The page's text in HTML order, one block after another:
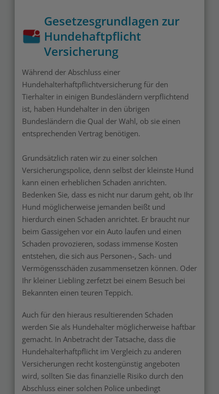
Gesetzesgrundlagen zur
Hundehaftpflicht
Versicherung
Während der Abschluss einer
Hundehalterhaftpflichtversicherung für den
Tierhalter in einigen Bundesländern verpflichtend
ist, haben Hundehalter in den übrigen
Bundesländern die Qual der Wahl, ob sie einen
entsprechenden Vertrag benötigen.
Grundsätzlich raten wir zu einer solchen
Versicherungspolice, denn selbst der kleinste Hund
kann einen erheblichen Schaden anrichten.
Bedenken Sie, dass es nicht nur darum geht, ob Ihr
Hund möglicherweise jemanden beißt und
hierdurch einen Schaden anrichtet. Er braucht nur
beim Gassigehen vor ein Auto laufen und einen
Schaden provozieren, sodass immense Kosten
entstehen, die sich aus Personen-, Sach- und
Vermögensschäden zusammensetzen können. Oder
Ihr kleiner Liebling zerfetzt bei einem Besuch bei
Bekannten einen teuren Teppich.
Auch für den hieraus resultierenden Schaden
werden Sie als Hundehalter möglicherweise haftbar
gemacht. In Anbetracht der Tatsache, dass die
Hundehalterhaftpflicht im Vergleich zu anderen
Versicherungen recht kostengünstig angeboten
wird, sollten Sie das finanzielle Risiko durch den
Abschluss einer solchen Police unbedingt